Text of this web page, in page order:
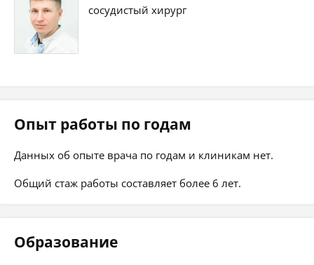
сосудистый хирург
Опыт работы по годам
Данных об опыте врача по годам и клиникам нет.
Общий стаж работы составляет более 6 лет.
Образование